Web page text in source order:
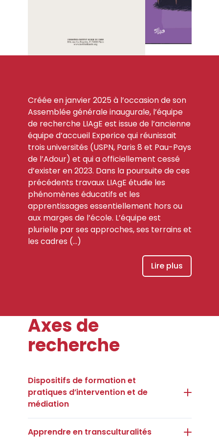
Créée en janvier 2025 à l’occasion de son
Assemblée générale inaugurale, l’équipe
de recherche LIAgE est issue de l’ancienne
équipe d’accueil Experice qui réunissait
trois universités (USPN, Paris 8 et Pau-Pays
de l’Adour) et qui a officiellement cessé
d’exister en 2023. Dans la poursuite de ces
précédents travaux LIAgE étudie les
phénomènes éducatifs et les
apprentissages essentiellement hors ou
aux marges de l’école. L’équipe est
plurielle par ses approches, ses terrains et
les cadres (…)
Lire plus
Axes de
recherche
Dispositifs de formation et
pratiques d’intervention et de
médiation
Apprendre en transculturalités